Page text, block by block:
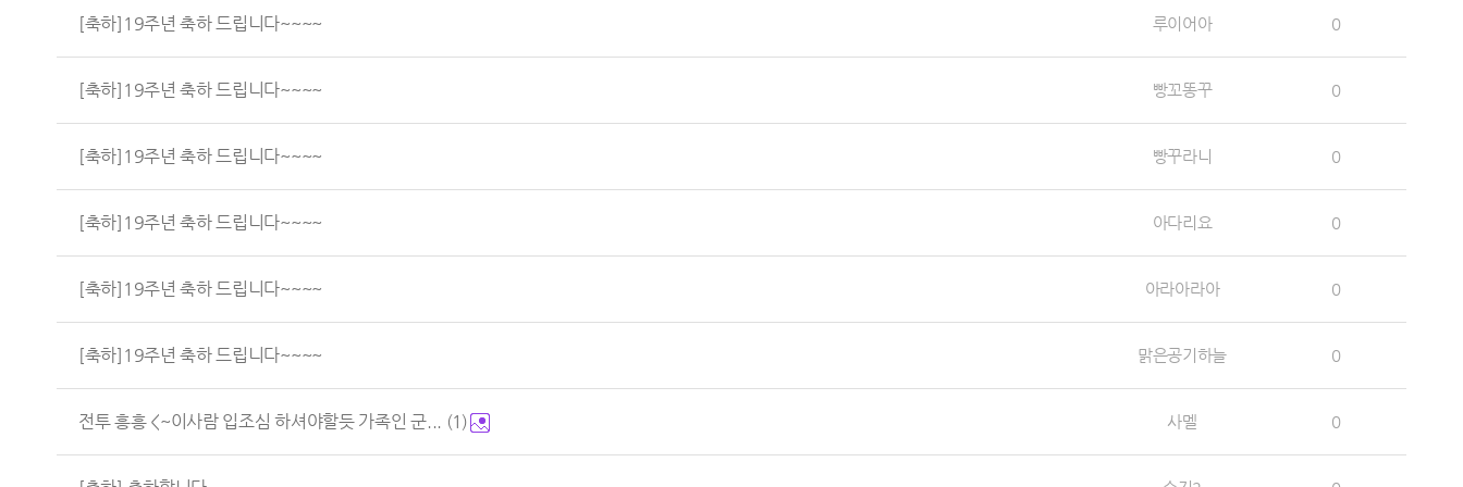
[축하]19주년 축하 드립니다~~~~ 루이어아 0
[축하]19주년 축하 드립니다~~~~ 빵꼬똥꾸 0
[축하]19주년 축하 드립니다~~~~ 빵꾸라니 0
[축하]19주년 축하 드립니다~~~~ 아다리요 0
[축하]19주년 축하 드립니다~~~~ 아라아라아 0
[축하]19주년 축하 드립니다~~~~ 맑은공기하늘 0
전투 흥흥 <~이사람 입조심 하셔야할듯 가족인 군... (1) 사멜 0